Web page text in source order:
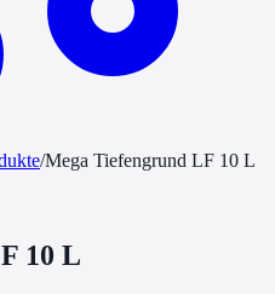
/Mega Tiefengrund LF 10 L
10 L